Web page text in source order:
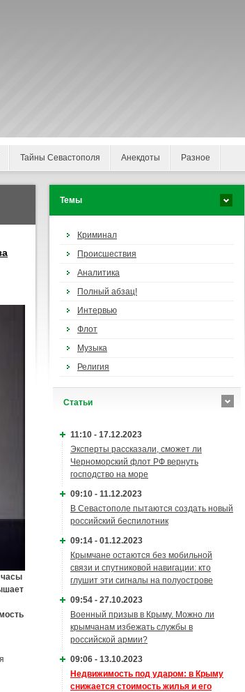
Тайны Севастополя Анекдоты Разное
часы
Темы
Криминал
Происшествия
Аналитика
Полный абзац!
Интервью
Флот
Музыка
Религия
Cтатьи
11:10 - 17.12.2023
Эксперты рассказали, сможет ли
Черноморский флот РФ вернуть
господство на море
09:10 - 11.12.2023
В Севастополе пытаются создать новый
российский беспилотник
09:14 - 01.12.2023
Крымчане остаются без мобильной
связи и спутниковой навигации: кто
глушит эти сигналы на полуострове
09:54 - 27.10.2023
Военный призыв в Крыму. Можно ли
крымчанам избежать службы в
российской армии?
09:06 - 13.10.2023
Недвижимость под ударом: в Крыму
снижается стоимость жилья и его